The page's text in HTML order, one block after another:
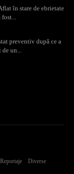
în stare de ebrietate
preventiv după ce a
un...
Reportaje
Diverse